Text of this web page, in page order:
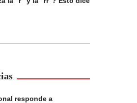
responde a